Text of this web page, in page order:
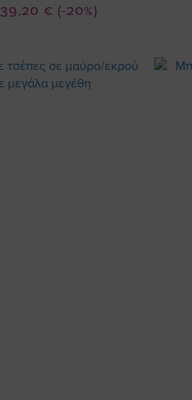
(-20%)
Ειδική
39,20 €